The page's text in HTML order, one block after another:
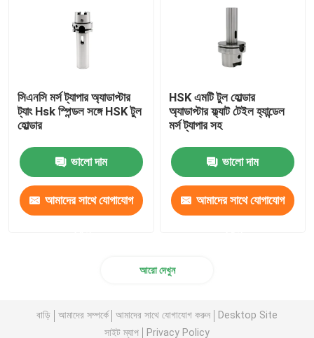
সিএনসি মর্স ট্যাপার অ্যাডাপ্টার
ট্যাং Hsk স্পিন্ডল সঙ্গে HSK টুল
হোল্ডার
ভালো দাম
আমাদের সাথে যোগাযোগ
HSK এমটি টুল হোল্ডার
অ্যাডাপ্টার ফ্ল্যাট টেইল হ্যান্ডেল
মর্স ট্যাপার সহ
ভালো দাম
আমাদের সাথে যোগাযোগ
আরো দেখুন
বাড়ি আমাদের সম্পর্কে আমাদের সাথে যোগাযোগ করুন
Desktop Site
সাইট ম্যাপ
Privacy Policy